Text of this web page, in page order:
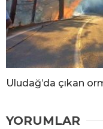
Uludağ’da çıkan
YORUMLAR